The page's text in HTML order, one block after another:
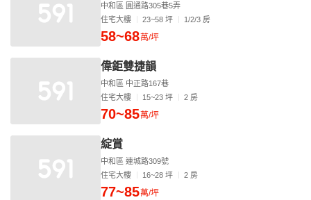
中和區 圓通路305巷5弄
住宅大樓
23~58 坪 1/2/3 房
58~68萬/坪
偉鉅雙捷韻
中和區 中正路167巷
住宅大樓
15~23 坪 2 房
70~85萬/坪
綻賞
中和區 連城路309號
住宅大樓
16~28 坪 2 房
77~85萬/坪